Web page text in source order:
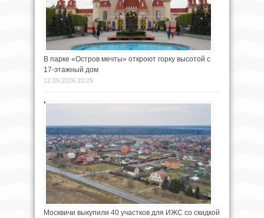
В парке «Остров мечты» откроют горку высотой с
17-этажный дом
12.05.2026 23:25
Москвичи выкупили 40 участков для ИЖС со скидкой